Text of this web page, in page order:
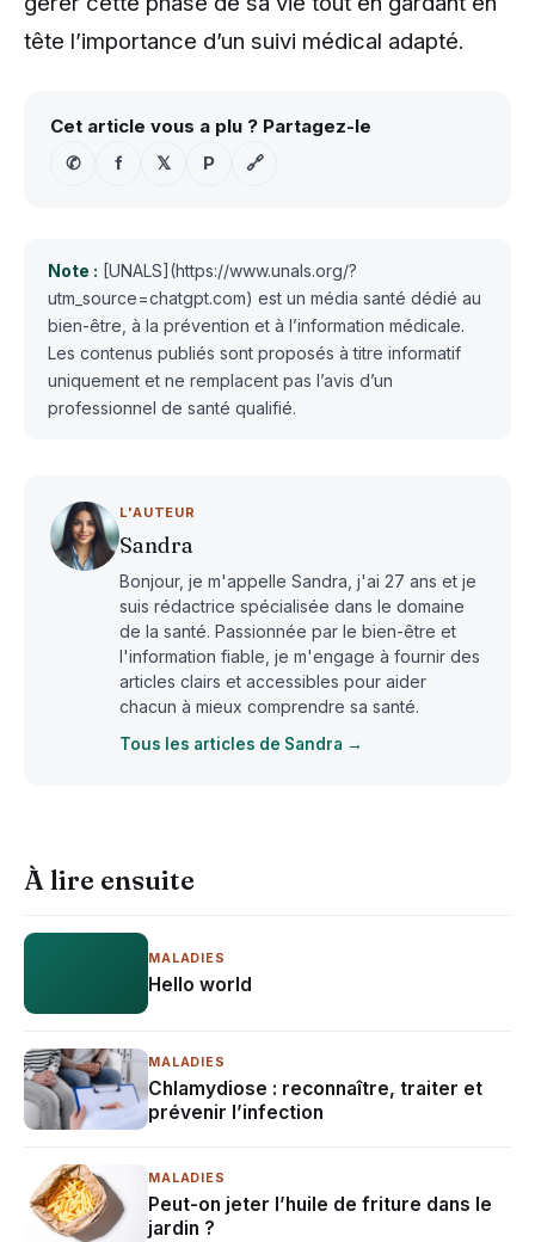
tête l’importance d’un suivi médical adapté.
Cet article vous a plu ? Partagez-le
✆
f 𝕏 P 🔗
Note : [UNALS](https://www.unals.org/?
utm_source=chatgpt.com) est un média santé dédié au
bien-être, à la prévention et à l’information médicale.
Les contenus publiés sont proposés à titre informatif
uniquement et ne remplacent pas l’avis d’un
professionnel de santé qualifié.
L'AUTEUR
Sandra
Bonjour, je m'appelle Sandra, j'ai 27 ans et je
suis rédactrice spécialisée dans le domaine
de la santé. Passionnée par le bien-être et
l'information fiable, je m'engage à fournir des
articles clairs et accessibles pour aider
chacun à mieux comprendre sa santé.
Tous les articles de Sandra →
À lire ensuite
MALADIES
Hello world
MALADIES
Chlamydiose : reconnaître, traiter et
prévenir l’infection
MALADIES
Peut-on jeter l’huile de friture dans le
jardin ?